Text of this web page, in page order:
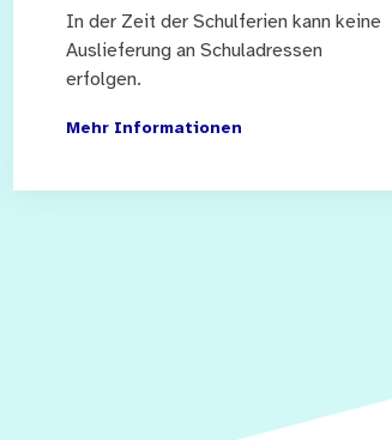
In der Zeit der Schulferien kann keine
Auslieferung an Schuladressen
erfolgen.
Mehr Informationen